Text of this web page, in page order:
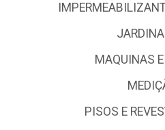
MAQUINAS
PISOS E